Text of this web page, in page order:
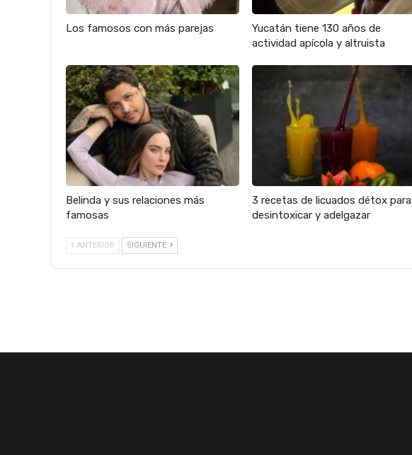
Los famosos con más parejas
Yucatán tiene 130 años de
actividad apícola y altruista
Belinda y sus relaciones más
famosas
3 recetas de licuados détox para
desintoxicar y adelgazar
ANTERIOR SIGUIENTE